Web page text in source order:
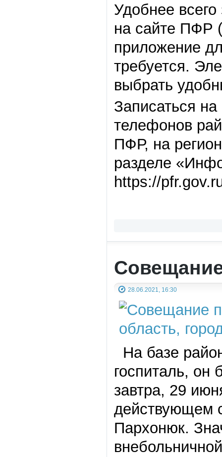
Удобнее
на сайте ПФР
приложение
требуется.
выбрать
Записаться
телефонов
ПФР, на
разделе
https://
28.06.2021, 16:30
На базе
госпиталь, он
завтра, 29
действующем
Пархонюк.